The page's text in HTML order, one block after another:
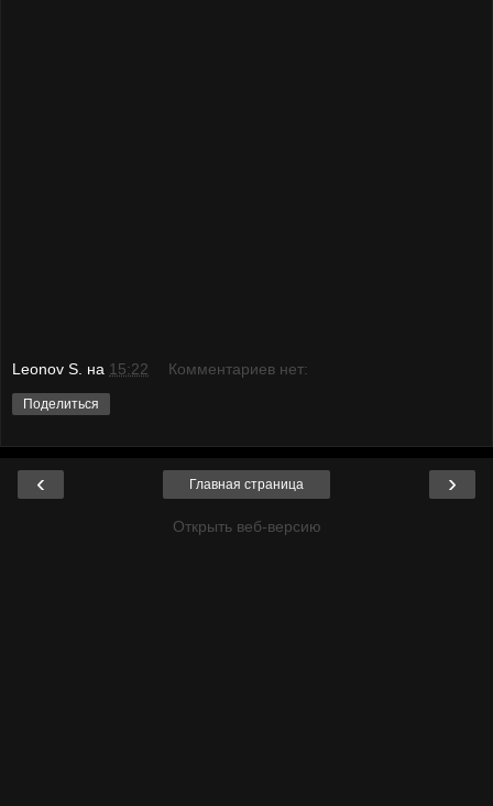
Leonov S. на 15:22 Комментариев нет:
Поделиться
‹ ›
Главная страница
Открыть веб-версию